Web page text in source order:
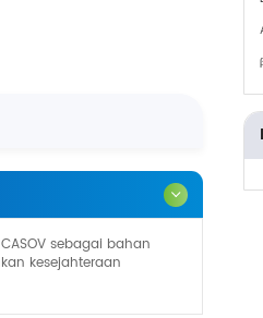
sebagai bahan
kesejahteraan